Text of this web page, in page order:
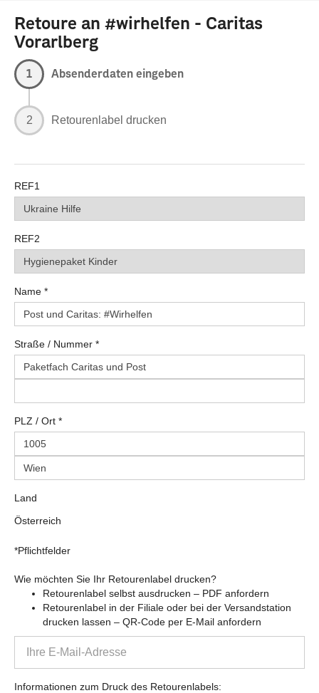
Retoure an #wirhelfen - Caritas
Vorarlberg
1 Absenderdaten eingeben
2 Retourenlabel drucken
REF1
REF2
Name *
Straße / Nummer *
PLZ / Ort *
Land
Österreich
*Pflichtfelder
Wie möchten Sie Ihr Retourenlabel drucken?
Retourenlabel selbst ausdrucken – PDF anfordern
Retourenlabel in der Filiale oder bei der Versandstation
drucken lassen – QR-Code per E-Mail anfordern
Informationen zum Druck des Retourenlabels: